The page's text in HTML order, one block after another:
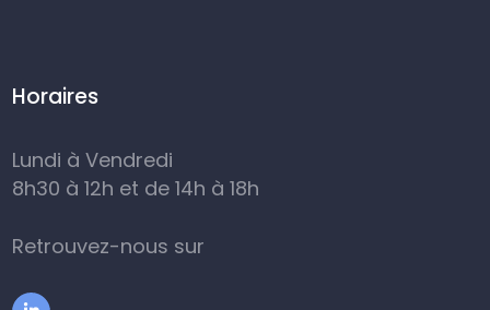
Horaires
Lundi à Vendredi
8h30 à 12h et de 14h à 18h
Retrouvez-nous sur